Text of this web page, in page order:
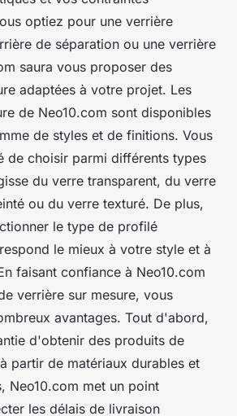
optiez pour une verrière
de séparation ou une verrière
saura vous proposer des
adaptées à votre projet. Les
de Neo10.com sont disponibles
de styles et de finitions. Vous
de choisir parmi différents types
du verre transparent, du verre
ou du verre texturé. De plus,
le type de profilé
le mieux à votre style et à
faisant confiance à Neo10.com
verrière sur mesure, vous
avantages. Tout d'abord,
d'obtenir des produits de
partir de matériaux durables et
Neo10.com met un point
les délais de livraison